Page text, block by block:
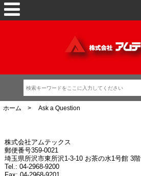
ホーム > Ask a Question
株式会社アムテックス
郵便番号359-0021
埼玉県所沢市東所沢1-3-10 お茶の水1号館 3階
Tel.: 04-2968-9200